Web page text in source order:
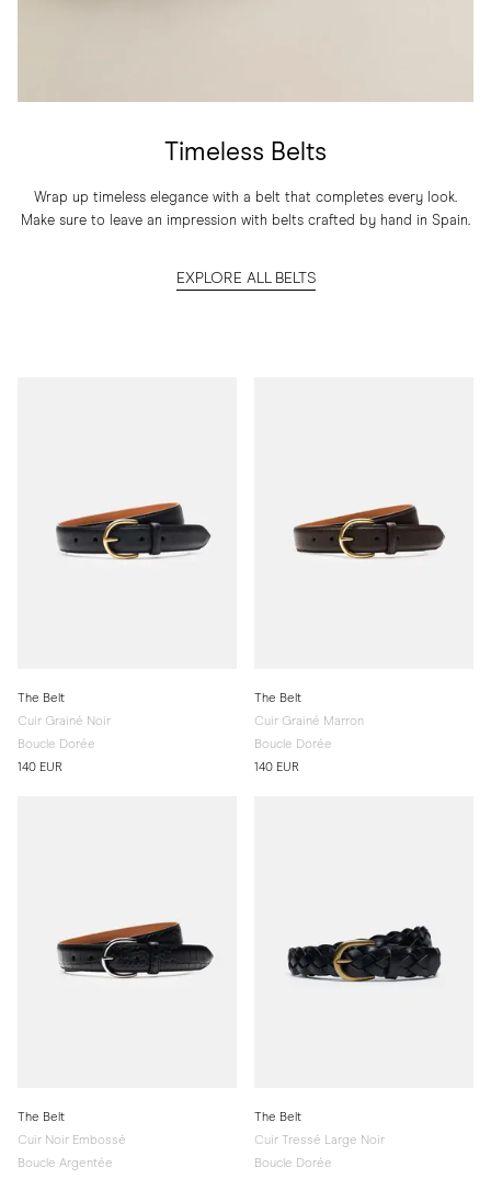
Timeless Belts
Wrap up timeless elegance with a belt that completes every look.
Make sure to leave an impression with belts crafted by hand in Spain.
EXPLORE ALL BELTS
The Belt
Cuir Grainé Noir
Boucle Dorée
140 EUR
The Belt
Cuir Grainé Marron
Boucle Dorée
140 EUR
The Belt
Cuir Noir Embossé
Boucle Argentée
The Belt
Cuir Tressé Large Noir
Boucle Dorée